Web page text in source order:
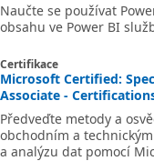
Naučte se používat
obsahu ve Power BI
Certifikace
Microsoft Certified:
Associate -
Předveďte metody a
obchodním a
a analýzu dat pomocí